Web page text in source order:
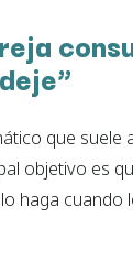
que suele
objetivo es
haga cuando